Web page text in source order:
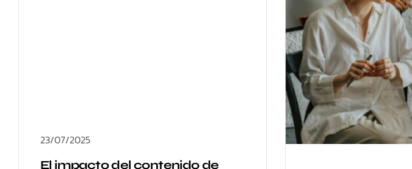
23/07/2025
El impacto del contenido de